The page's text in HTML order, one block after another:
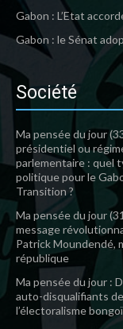
Gabon : L’Etat
Gabon : le Sénat
Société
Ma pensée du jour
présidentiel ou
parlementaire : quel
politique pour le
Transition ?
Ma pensée du jour
message
Patrick Moundendé,
république
Ma pensée du jour :
auto-disqualifiants de
l’électoralisme